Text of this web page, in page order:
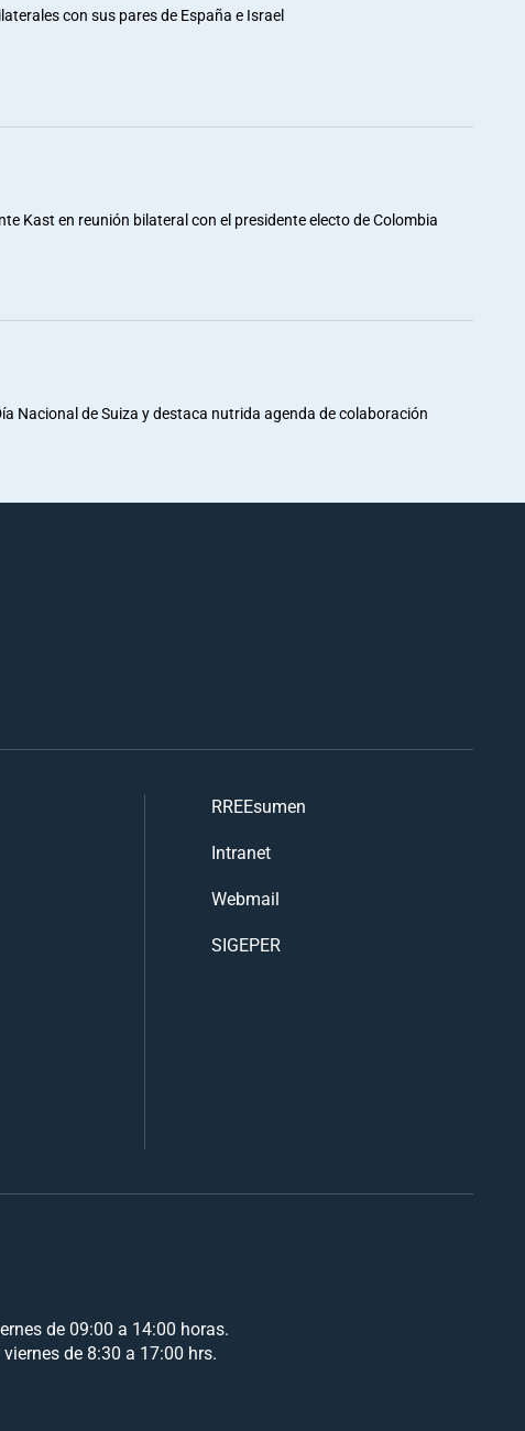
con sus pares de España e Israel
Kast en reunión bilateral con el presidente electo de Colombia
Nacional de Suiza y destaca nutrida agenda de colaboración
RREEsumen
Intranet
Webmail
SIGEPER
de 09:00 a 14:00 horas.
de 8:30 a 17:00 hrs.